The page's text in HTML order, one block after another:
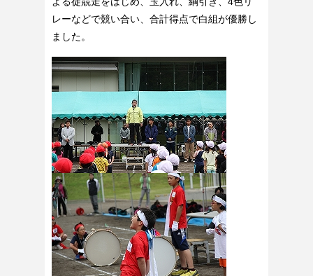
レーなどで競い合い、合計得点で白組が優勝し
ました。